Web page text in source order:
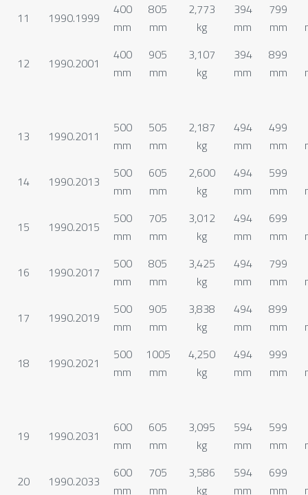
11 1990.1999
400
mm
805
mm
2,773
kg
394
mm
799
mm
12 1990.2001
400
mm
905
mm
3,107
kg
394
mm
899
mm
13 1990.2011
500
mm
505
mm
2,187
kg
494
mm
499
mm
14 1990.2013
500
mm
605
mm
2,600
kg
494
mm
599
mm
15 1990.2015
500
mm
705
mm
3,012
kg
494
mm
699
mm
16 1990.2017
500
mm
805
mm
3,425
kg
494
mm
799
mm
17 1990.2019
500
mm
905
mm
3,838
kg
494
mm
899
mm
18 1990.2021
500
mm
1005
mm
4,250
kg
494
mm
999
mm
19 1990.2031
600
mm
605
mm
3,095
kg
594
mm
599
mm
20 1990.2033
600
mm
705
mm
3,586
kg
594
mm
699
mm